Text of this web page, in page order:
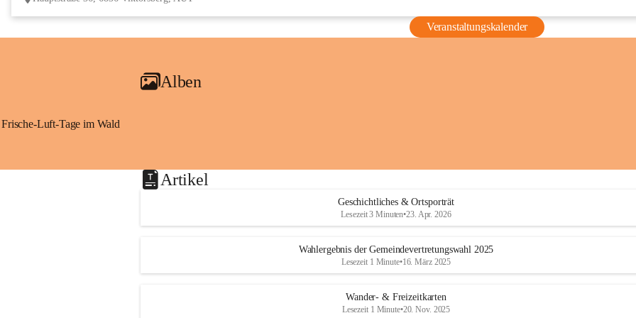
Veranstaltungskalender
Alben
Frische-Luft-Tage im Wald
Artikel
Geschichtliches & Ortsporträt
Lesezeit 3 Minuten•23. Apr. 2026
Wahlergebnis der Gemeindevertretungswahl 2025
Lesezeit 1 Minute•16. März 2025
Wander- & Freizeitkarten
Lesezeit 1 Minute•20. Nov. 2025